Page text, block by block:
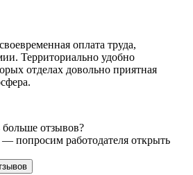
оплата труда,
Территориально удобно
отделах довольно приятная
больше отзывов?
— попросим работодателя открыть